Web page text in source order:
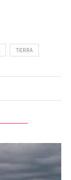
TIERRA